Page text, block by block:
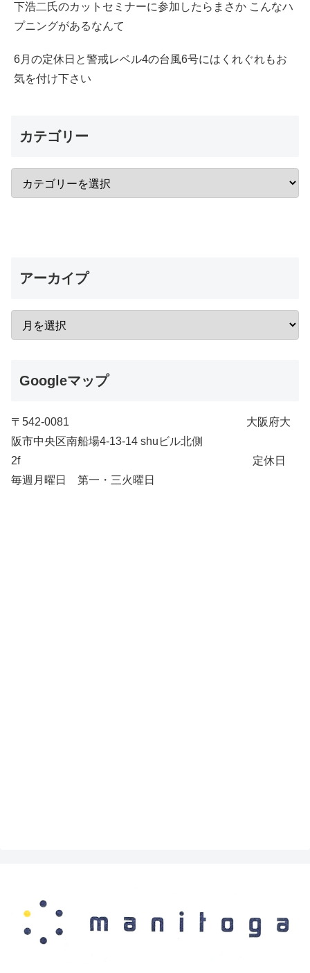
下浩二氏のカットセミナーに参加したらまさか こんなハ
プニングがあるなんて
6月の定休日と警戒レベル4の台風6号にはくれぐれもお
気を付け下さい
カテゴリー
アーカイプ
Googleマップ
〒542-0081 大阪府大
阪市中央区南船場4-13-14 shuビル北側
2f 定休日
毎週月曜日 第一・三火曜日